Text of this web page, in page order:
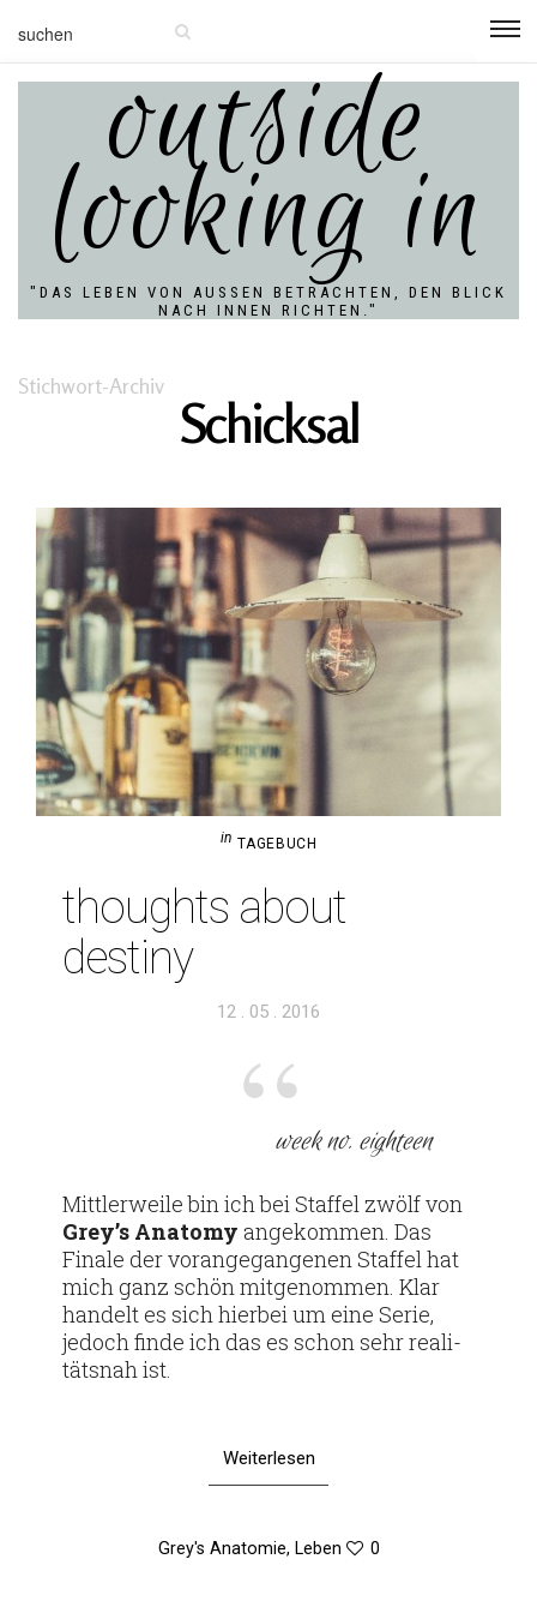
outside
looking in
"DAS LEBEN VON AUSSEN BETRACHTEN, DEN BLICK N
ACH INNEN RICHTEN."
Stichwort-Archiv
Schicksal
in TAGEBUCH
thoughts about
destiny
Veröffentlicht
12 . 05 . 2016
week no. eighteen
Mitt­ler­weile bin ich bei Staffel zwölf von
Grey’s Ana­tomy ange­kommen. Das
Finale der vor­an­ge­gan­genen Staffel hat
mich ganz schön mit­ge­nommen. Klar
han­delt es sich hierbei um eine Serie,
jedoch finde ich das es schon sehr rea­li­
tätsnah ist.
Weiterlesen
Grey's Anatomie, Leben 0